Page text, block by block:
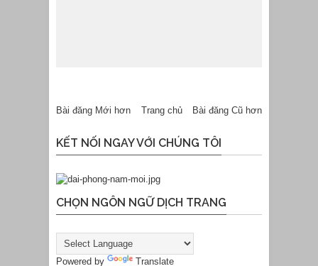
Bài đăng Mới hơn Bài đăng Cũ hơn
Trang chủ
KẾT NỐI NGAY VỚI CHÚNG TÔI
CHỌN NGÔN NGỮ DỊCH TRANG
Powered by Translate